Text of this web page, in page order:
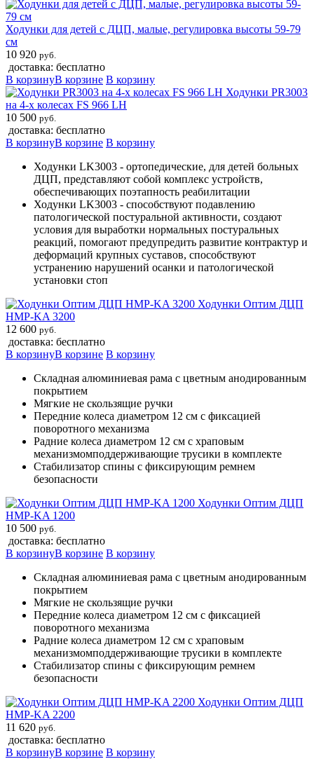
Ходунки для детей с ДЦП, малые, регулировка высоты 59-79
см
10 920 руб.
доставка: бесплатно
В корзинуВ корзине В корзину
Ходунки PR3003
на 4-х колесах FS 966 LH
10 500 руб.
доставка: бесплатно
В корзинуВ корзине В корзину
Ходунки LK3003 - ортопедические, для детей больных
ДЦП, представляют собой комплекс устройств,
обеспечивающих поэтапность реабилитации
Ходунки LK3003 - cпособствуют подавлению
патологической постуральной активности, создают
условия для выработки нормальных постуральных
реакций, помогают предупредить развитие контрактур и
деформаций крупных суставов, способствуют
устранению нарушений осанки и патологической
установки стоп
Ходунки Оптим ДЦП
HMP-KA 3200
12 600 руб.
доставка: бесплатно
В корзинуВ корзине В корзину
Складная алюминиевая рама с цветным анодированным
покрытием
Мягкие не скользящие ручки
Передние колеса диаметром 12 см c фиксацией
поворотного механизма
Pадние колеса диаметром 12 см с храповым
механизмомподдерживающие трусики в комплекте
Cтабилизатор спины с фиксирующим ремнем
безопасности
Ходунки Оптим ДЦП
HMP-KA 1200
10 500 руб.
доставка: бесплатно
В корзинуВ корзине В корзину
Складная алюминиевая рама с цветным анодированным
покрытием
Мягкие не скользящие ручки
Передние колеса диаметром 12 см c фиксацией
поворотного механизма
Pадние колеса диаметром 12 см с храповым
механизмомподдерживающие трусики в комплекте
Cтабилизатор спины с фиксирующим ремнем
безопасности
Ходунки Оптим ДЦП
HMP-KA 2200
11 620 руб.
доставка: бесплатно
В корзинуВ корзине В корзину